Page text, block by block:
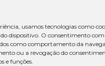
usamos tecnologias como
dispositivo. O consentimento com
como comportamento da
ou a revogação do
e funções.